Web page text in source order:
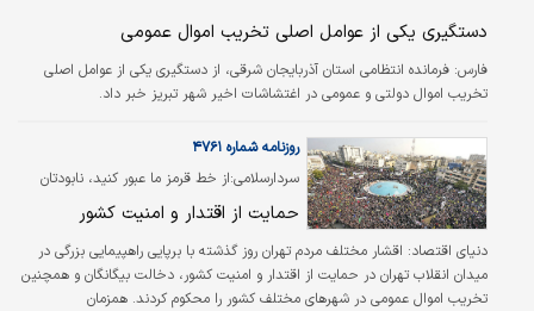
دستگیری یکی از عوامل اصلی تخریب اموال عمومی
فارس: فرمانده انتظامی استان آذربایجان شرقی، از دستگیری یکی از عوامل اصلی
تخریب اموال دولتی و عمومی در اغتشاشات اخیر شهر تبریز خبر داد.
سردارسلامی:از خط قرمز ما عبور کنید، نابودتان
می‌کنیم
روزنامه شماره ۴۷۶۱
حمایت از اقتدار و امنیت کشور
دنیای اقتصاد: اقشار مختلف مردم تهران روز گذشته با برپایی راهپیمایی بزرگی در
میدان انقلاب تهران در حمایت از اقتدار و امنیت کشور، دخالت بیگانگان و همچنین
تخریب اموال عمومی در شهرهای مختلف کشور را محکوم کردند. همزمان